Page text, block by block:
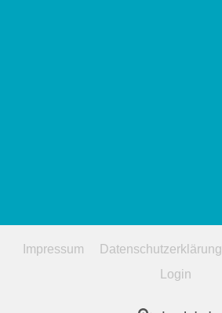
Impressum Datenschutzerklärung
Login